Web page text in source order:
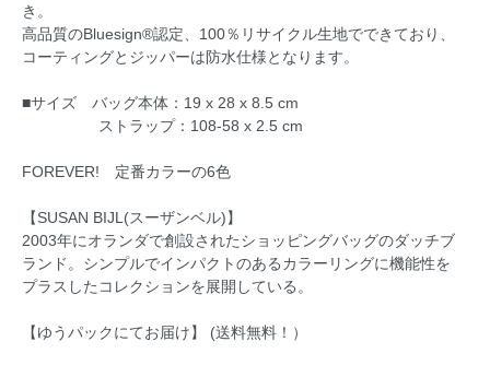
き。
高品質のBluesign®認定、100％リサイクル生地でできており、
コーティングとジッパーは防水仕様となります。
■サイズ バッグ本体：19 x 28 x 8.5 cm
ストラップ：108-58 x 2.5 cm
FOREVER! 定番カラーの6色
【SUSAN BIJL(スーザンベル)】
2003年にオランダで創設されたショッピングバッグのダッチブ
ランド。シンプルでインパクトのあるカラーリングに機能性を
プラスしたコレクションを展開している。
【ゆうパックにてお届け】 (送料無料！）